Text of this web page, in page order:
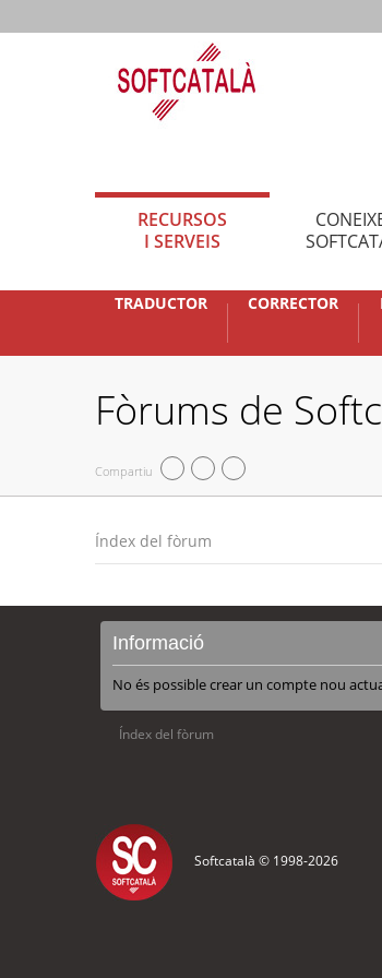
RECURSOS
I SERVEIS
TRADUCTOR CORRECTOR
Fòrums de
Compartiu
Índex del fòrum
Informació
No és possible crear un compte nou
Índex del fòrum
Softcatalà © 1998-2026